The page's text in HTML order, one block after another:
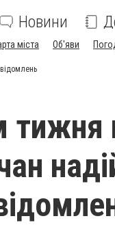
Новини
міста Об'яви
тижня